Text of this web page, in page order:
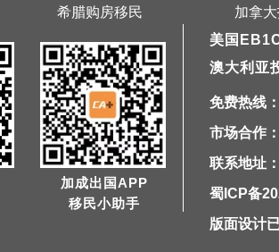
希腊购房移民 加拿
加成出国APP
移民小助手
美国
澳大利亚
免费热线
市场合作
联系地址
蜀ICP备
版面设计